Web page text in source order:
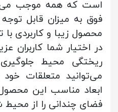
است که همه موجب
فوق به میزان قابل
محصول زیبا و کاربردی
در اختیار شما کاربران
ریختگی محیط
می‌توانید متعلقات خود
ابعاد مناسب این
فضای چندانی را از محیط